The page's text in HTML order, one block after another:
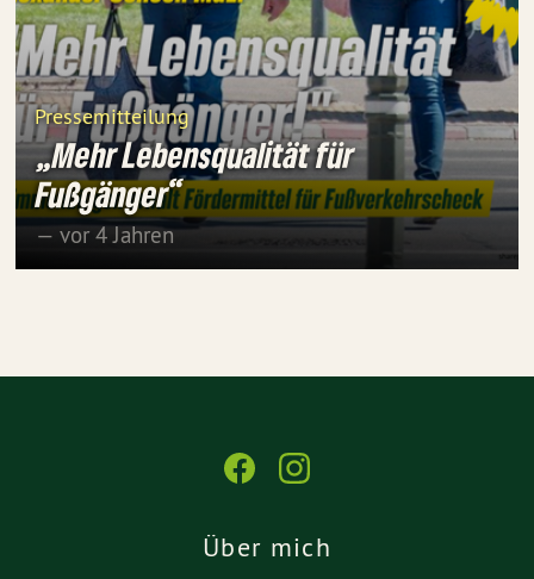
Pressemitteilung
„Mehr Lebensqualität für
Fußgänger“
— vor 4 Jahren
Über mich